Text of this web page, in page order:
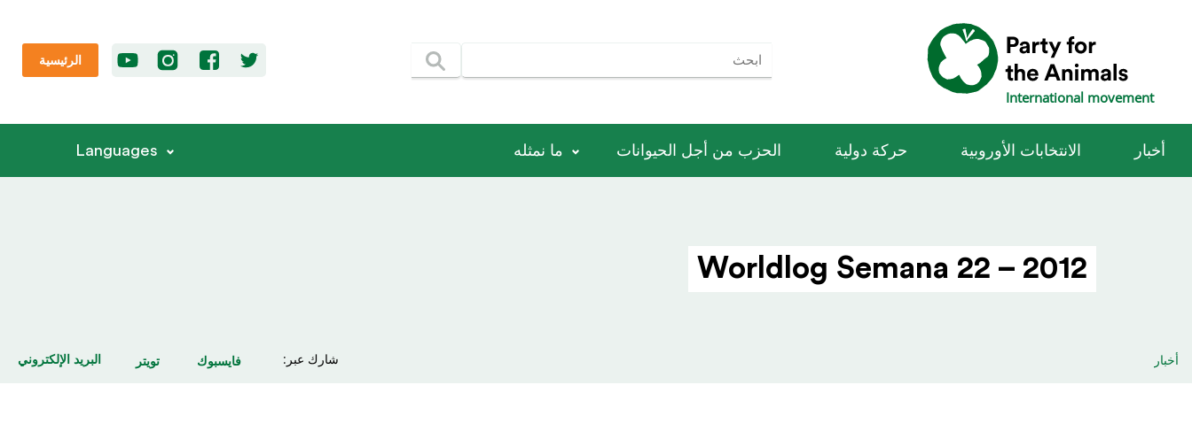
International movement
الرئيسية
أخبار الانتخابات الأوروبية حركة دولية الحزب من أجل الحيوانات ما نمثله Languages
Worldlog Semana 22 – 2012
أخبار شارك عبر: فايسبوك تويتر البريد الإلكتروني